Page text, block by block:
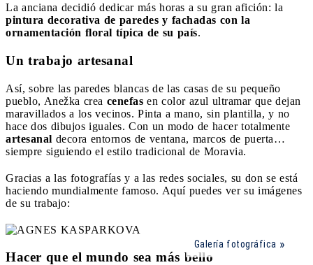
La anciana decidió dedicar más horas a su gran afición: la
pintura decorativa de paredes y fachadas con la
ornamentación floral típica de su país.
Un trabajo artesanal
Así, sobre las paredes blancas de las casas de su pequeño
pueblo, Anežka crea cenefas en color azul ultramar que dejan
maravillados a los vecinos. Pinta a mano, sin plantilla, y no
hace dos dibujos iguales. Con un modo de hacer totalmente
artesanal decora entornos de ventana, marcos de puerta…
siempre siguiendo el estilo tradicional de Moravia.
Gracias a las fotografías y a las redes sociales, su don se está
haciendo mundialmente famoso. Aquí puedes ver su imágenes
de su trabajo:
Galería fotográfica
Hacer que el mundo sea más bello